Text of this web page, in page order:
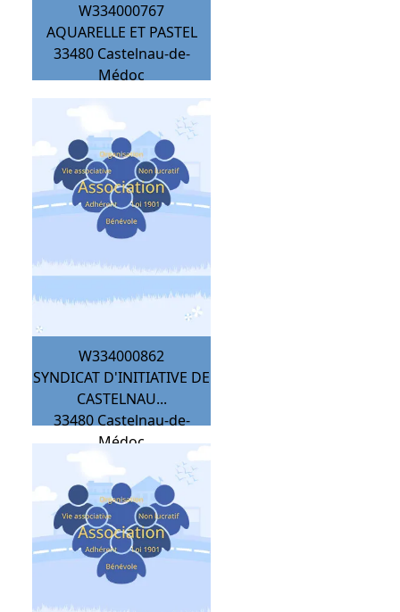
W334000767
AQUARELLE ET PASTEL
33480 Castelnau-de-
Médoc
W334000862
SYNDICAT D'INITIATIVE DE
CASTELNAU...
33480 Castelnau-de-
Médoc